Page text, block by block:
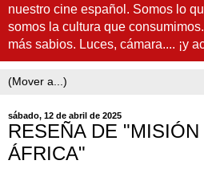
nuestro cine español. Somos lo
somos la cultura que
más sabios. Luces, cámara.... ¡y
sábado, 12 de abril de 2025
RESEÑA DE "MISIÓN
ÁFRICA"